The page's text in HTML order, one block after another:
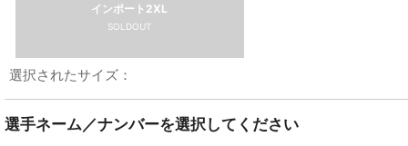
インポート2XL
SOLDOUT
選択されたサイズ：
選手ネーム／ナンバーを選択してください